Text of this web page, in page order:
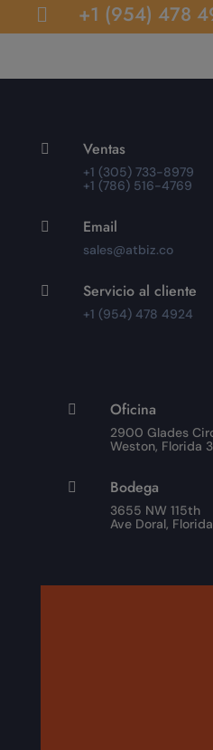
 +1 (954) 478
 Ventas
+1 (305) 733-8979
+1 (786) 516-4769
 Email
sales@atbiz.co
 Servicio al cliente
+1 (954) 478 4924
 Oficina
2900 Glades
Weston, Florida
 Bodega
3655 NW 115th
Ave Doral,